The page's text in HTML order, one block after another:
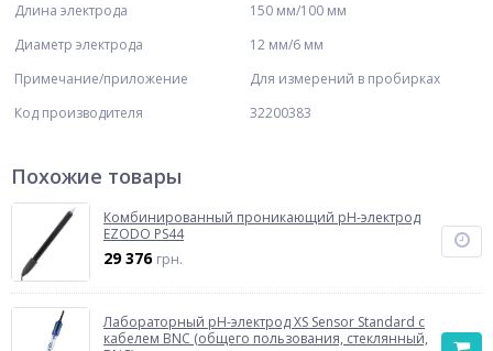
Длина электрода
150 мм/100 мм
Диаметр электрода
12 мм/6 мм
Примечание/приложение
Для измерений в пробирках
Код производителя
32200383
Похожие товары
Комбинированный проникающий рН-электрод
EZODO PS44
29 376 грн.
Лабораторный pH-электрод XS Sensor Standard с
кабелем BNC (общего пользования, стеклянный,